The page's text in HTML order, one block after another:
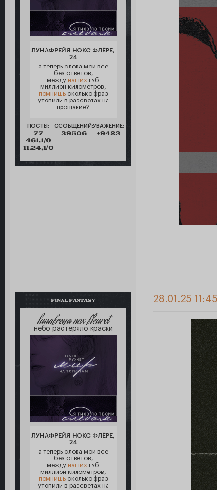
ЛУНАФРЕЙЯ НОКС ФЛЁРЕ,
24
а теперь слова мои все
без ответов,
между наших губ
миллион километров,
помнишьсколько фраз
утопили в рассветах на
прощание?
ПОСТЫ:
77
461,1/0
11.24,1/0
СООБЩЕНИЙ:
39506
УВАЖЕНИЕ:
+9423
FINAL FANTASY
lunafreya nox fleuret
небо растеряло краски
ЛУНАФРЕЙЯ НОКС ФЛЁРЕ,
24
а теперь слова мои все
без ответов,
между наших губ
миллион километров,
помнишьсколько фраз
утопили в рассветах на
28.01.25